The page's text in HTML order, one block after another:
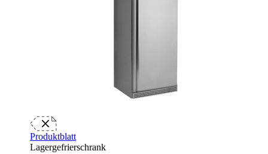
Produktblatt
Lagergefrierschrank